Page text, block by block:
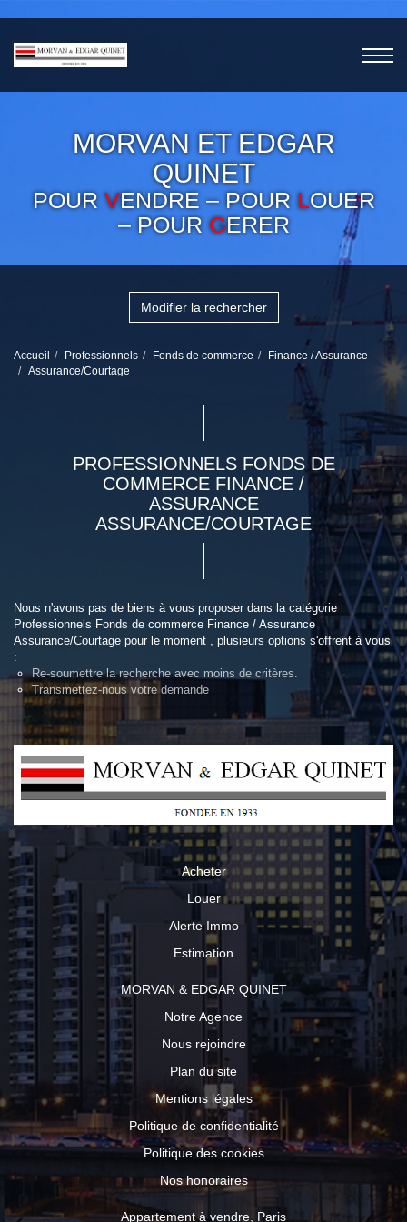
MORVAN ET EDGAR
QUINET
POURVENDRE – POUR LOUER
– POURGERER
Modifier la rechercher
Accueil Professionnels Fonds de commerce
Finance / Assurance
Assurance/Courtage
PROFESSIONNELS FONDS DE
COMMERCE FINANCE /
ASSURANCE
ASSURANCE/COURTAGE
Nous n'avons pas de biens à vous proposer dans la catégorie
Professionnels Fonds de commerce Finance / Assurance
Assurance/Courtage pour le moment , plusieurs options s'offrent à vous
:
Re-soumettre la recherche avec moins de critères.
Transmettez-nous votre demande
Acheter
Louer
Alerte Immo
Estimation
MORVAN & EDGAR QUINET
Notre Agence
Nous rejoindre
Plan du site
Mentions légales
Politique de confidentialité
Politique des cookies
Nos honoraires
Appartement à vendre, Paris